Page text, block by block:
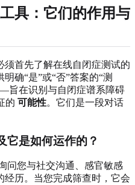
具：它们的作用与
首先了解在线自闭症测试的
确“是”或“否”答案的“测
旨在识别与自闭症谱系障碍
的 可能性。它们是一段对话
它是如何运作的？
问您与社交沟通、感官敏感
历。当您完成筛查时，它会